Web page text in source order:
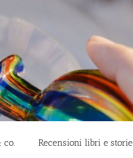
co. Recensioni libri e storie